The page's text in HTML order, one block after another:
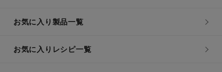
お気に入り製品一覧
お気に入りレシピ一覧